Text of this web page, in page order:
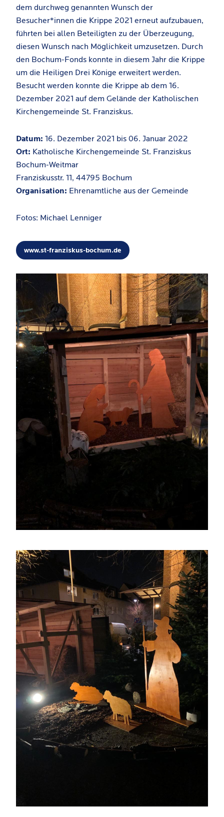
dem durchweg genannten Wunsch der
Besucher*innen die Krippe 2021 erneut aufzubauen,
führten bei allen Beteiligten zu der Überzeugung,
diesen Wunsch nach Möglichkeit umzusetzen. Durch
den Bochum-Fonds konnte in diesem Jahr die Krippe
um die Heiligen Drei Könige erweitert werden.
Besucht werden konnte die Krippe ab dem 16.
Dezember 2021 auf dem Gelände der Katholischen
Kirchengemeinde St. Franziskus.
Datum: 16. Dezember 2021 bis 06. Januar 2022
Ort: Katholische Kirchengemeinde St. Franziskus
Bochum-Weitmar
Franziskusstr. 11, 44795 Bochum
Organisation: Ehrenamtliche aus der Gemeinde
Fotos: Michael Lenniger
www.st-franziskus-bochum.de